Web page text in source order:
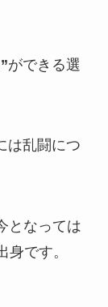
ができる選
は乱闘につ
となっては
身です。